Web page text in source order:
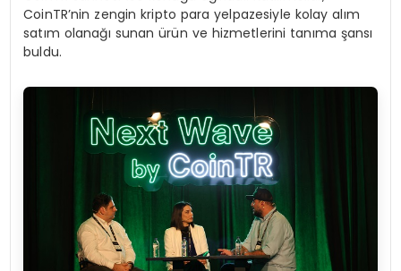
CoinTR’nin zengin kripto para yelpazesiyle kolay alım
satım olanağı sunan ürün ve hizmetlerini tanıma şansı
buldu.